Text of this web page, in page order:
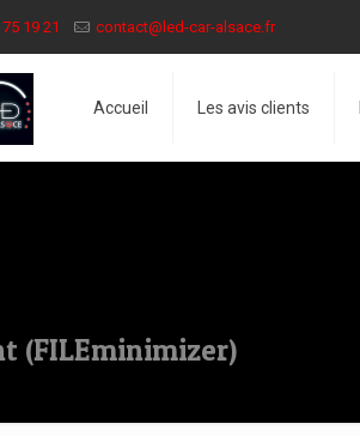
19 21 contact@led-car-alsace.fr
Accueil Les avis clients
(FILEminimizer)